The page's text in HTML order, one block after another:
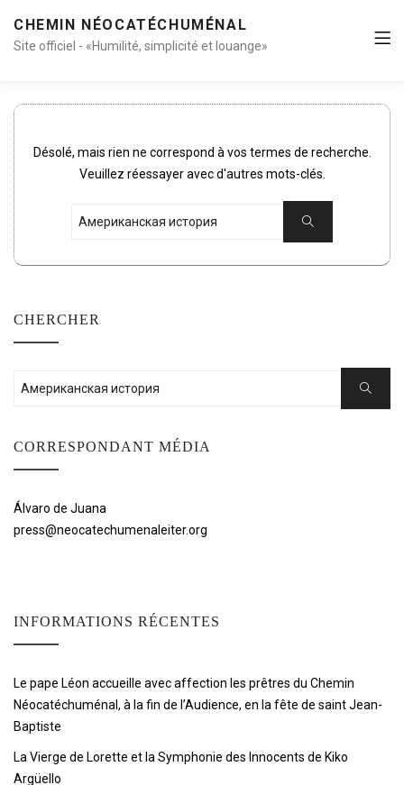
CHEMIN NÉOCATÉCHUMÉNAL
Site officiel - «Humilité, simplicité et louange»
Désolé, mais rien ne correspond à vos termes de recherche.
Veuillez réessayer avec d'autres mots-clés.
Chercher
CHERCHER
Rechercher:
Chercher
CORRESPONDANT MÉDIA
Álvaro de Juana
press@neocatechumenaleiter.org
INFORMATIONS RÉCENTES
Le pape Léon accueille avec affection les prêtres du Chemin
Néocatéchuménal, à la fin de l’Audience, en la fête de saint Jean-
Baptiste
La Vierge de Lorette et la Symphonie des Innocents de Kiko
Argüello